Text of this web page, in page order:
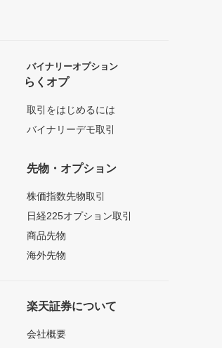
バイナリーオプション
らくオプ
取引をはじめるには
バイナリーデモ取引
先物・オプション
株価指数先物取引
日経225オプション取引
商品先物
海外先物
楽天証券について
会社概要